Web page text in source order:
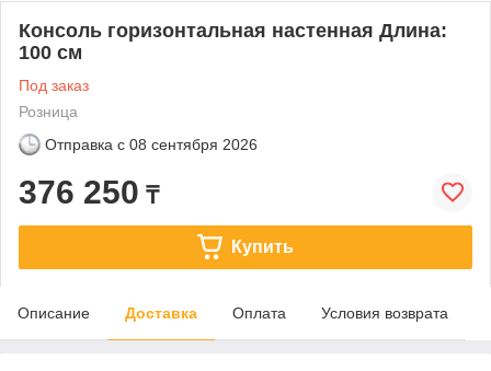
Консоль горизонтальная настенная Длина:
100 см
Под заказ
Розница
Отправка с 08 сентября 2026
376 250 ₸
Купить
Описание Доставка Оплата Условия возврата